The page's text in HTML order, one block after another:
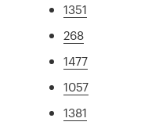
1351
268
1477
1057
1381